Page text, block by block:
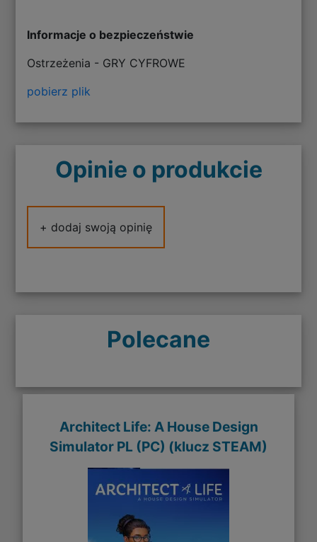
Informacje o bezpieczeństwie
Ostrzeżenia - GRY CYFROWE
pobierz plik
Opinie o produkcie
+ dodaj swoją opinię
Polecane
Architect Life: A House Design
Simulator PL (PC) (klucz STEAM)